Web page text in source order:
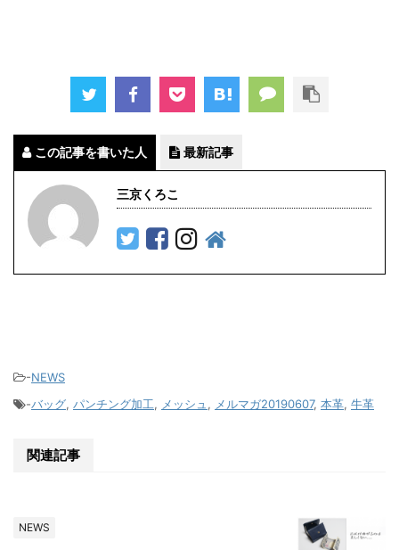
この記事を書いた人 最新記事
三京くろこ
-NEWS
-バッグ, パンチング加工, メッシュ , メルマガ20190607, 本革, 牛革
関連記事
NEWS